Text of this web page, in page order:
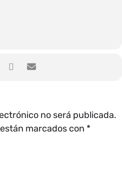
no será publicada.
marcados con *